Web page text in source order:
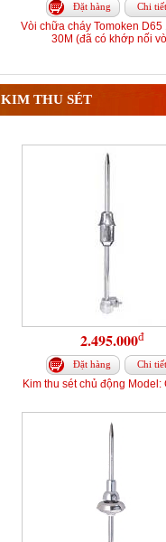
Đặt hàng Chi tiết
Vòi chữa cháy Tomoken D65
30M (đã có khớp nối
KIM THU SÉT
2.495.000đ
Đặt hàng Chi tiết
Kim thu sét chủ động Model: